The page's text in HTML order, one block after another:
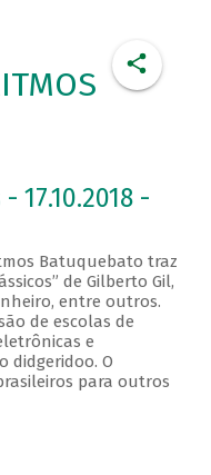
17.10.2018 -
Batuquebato traz
de Gilberto Gil,
entre outros.
de escolas de
e
didgeridoo. O
para outros